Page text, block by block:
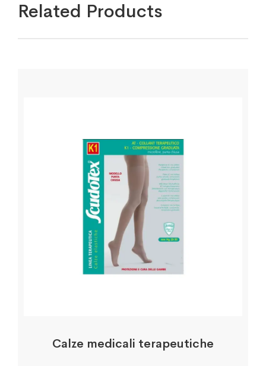
Related Products
Calze medicali terapeutiche